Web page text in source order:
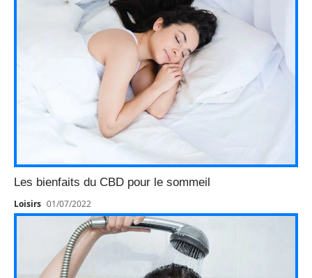
Les bienfaits du CBD pour le sommeil
Loisirs 01/07/2022